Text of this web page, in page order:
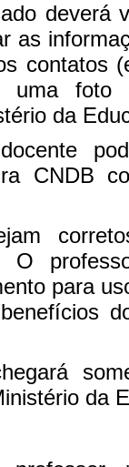
deverá
as
contatos
uma foto
da
CNDB
O
para
da